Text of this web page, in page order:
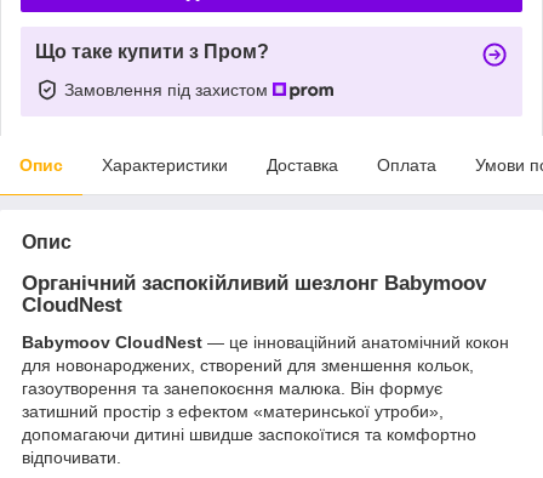
Що таке купити з Пром?
Замовлення під захистом
Опис Характеристики Доставка Оплата Умови
Опис
Органічний заспокійливий шезлонг Babymoov
CloudNest
Babymoov CloudNest — це інноваційний анатомічний кокон
для новонароджених, створений для зменшення кольок,
газоутворення та занепокоєння малюка. Він формує
затишний простір з ефектом «материнської утроби»,
допомагаючи дитині швидше заспокоїтися та комфортно
відпочивати.